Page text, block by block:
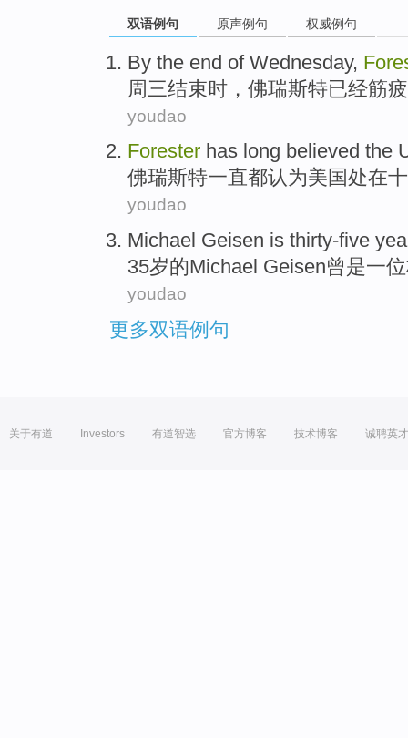
双语例句 原声例句 权威例句
By the end of Wednesday,
周三结束时， 佛瑞斯特已经筋
youdao
Forester has long believed the
佛瑞斯特一直都认为美国处在
youdao
Michael Geisen is thirty-five
35岁的Michael Geisen曾是一
youdao
更多双语例句
关于有道 Investors 有道智选 官方博客 技术博客 诚聘英才